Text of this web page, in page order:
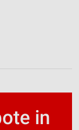
in